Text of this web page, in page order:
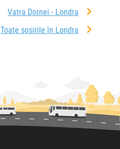
Vatra Dornei - Londra
Toate sosirile în Londra